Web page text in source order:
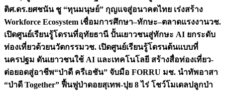
ติศ.ดร.ยศชนัน ชู “ทุนมนุษย์” กุญแจสู่อนาคตไทย เร่งสร้าง
Workforce Ecosystem เชื่อมการศึกษา–ทักษะ–ตลาดแรงงานวช.
เปิดศูนย์เรียนรู้โดรนที่อุทัยธานี ปั้นเยาวชนสู่ทักษะ AI ยกระดับ
ท่องเที่ยวด้วยนวัตกรรมวช. เปิดศูนย์เรียนรู้โดรนต้นแบบที่
นครปฐม ดันเยาวชนใช้ AI และเทคโนโลยี สร้างสื่อท่องเที่ยว-
ต่อยอดสู่อาชีพ“ป่าดี ครีเอชัน” จับมือ FORRU มช. นำทัพอาสา
“ป่าดี Together” ฟื้นฟูป่าดอยสุเทพ-ปุย 8 ไร่ โชว์โมเดลปลูกป่า